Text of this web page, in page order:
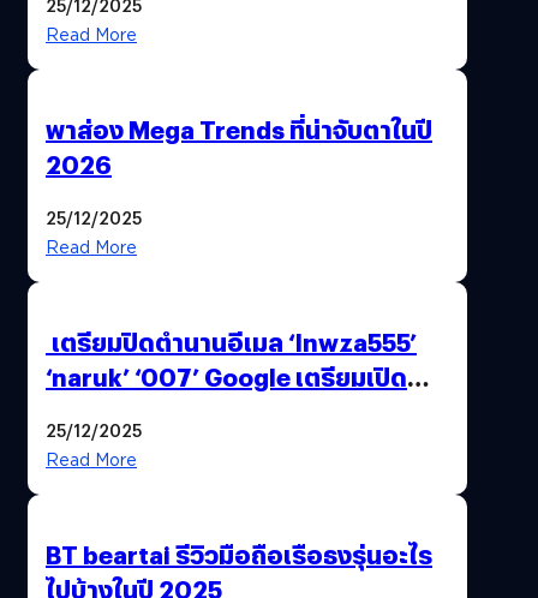
25/12/2025
Read More
พาส่อง Mega Trends ที่น่าจับตาในปี
2026
25/12/2025
Read More
เตรียมปิดตำนานอีเมล ‘lnwza555’
‘naruk’ ‘007’ Google เตรียมเปิด
25/12/2025
Read More
BT beartai รีวิวมือถือเรือธงรุ่นอะไร
ไปบ้างในปี 2025